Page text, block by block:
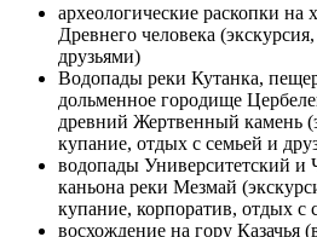
археологические раскопки на
Древнего человека
друзьями)
Водопады реки Кутанка,
дольменное городище
древний Жертвенный камень
купание, отдых с семьей и
водопады Университетский и
каньона реки Мезмай
купание, корпоратив, отдых с
восхождение на гору Казачья